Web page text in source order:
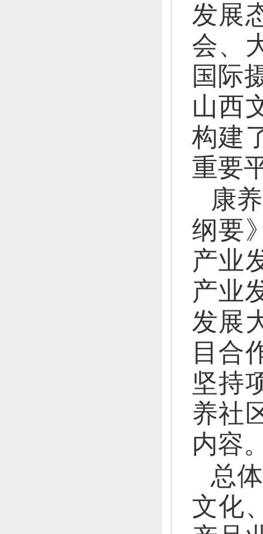
发展
会、
国际
山西
构建
重要
康
纲要
产业
产业
发展
目合
坚持
养社
内容
总
文化